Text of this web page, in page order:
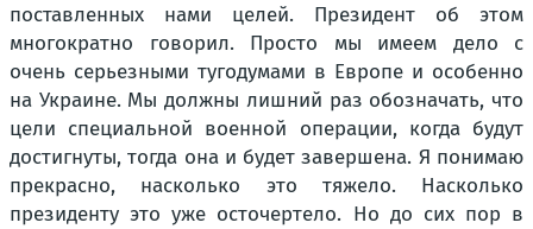
поставленных нами целей. Президент об этом
многократно говорил. Просто мы имеем дело с
очень серьезными тугодумами в Европе и особенно
на Украине. Мы должны лишний раз обозначать, что
цели специальной военной операции, когда будут
достигнуты, тогда она и будет завершена. Я понимаю
прекрасно, насколько это тяжело. Насколько
президенту это уже осточертело. Но до сих пор в